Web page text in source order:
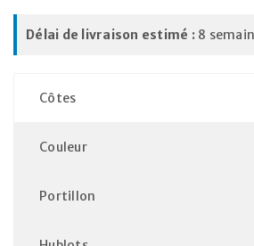
Délai de livraison estimé :8
Côtes
Couleur
Portillon